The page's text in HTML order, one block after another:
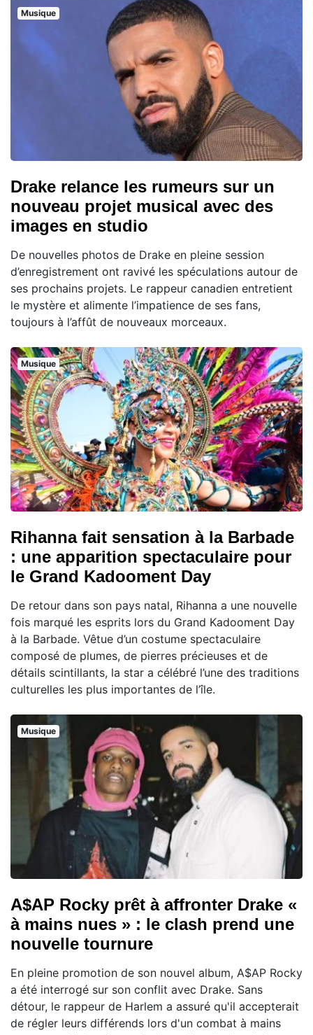
Musique
Drake relance les rumeurs sur un
nouveau projet musical avec des
images en studio
De nouvelles photos de Drake en pleine session
d’enregistrement ont ravivé les spéculations autour de
ses prochains projets. Le rappeur canadien entretient
le mystère et alimente l’impatience de ses fans,
toujours à l’affût de nouveaux morceaux.
Musique
Rihanna fait sensation à la Barbade
: une apparition spectaculaire pour
le Grand Kadooment Day
De retour dans son pays natal, Rihanna a une nouvelle
fois marqué les esprits lors du Grand Kadooment Day
à la Barbade. Vêtue d’un costume spectaculaire
composé de plumes, de pierres précieuses et de
détails scintillants, la star a célébré l’une des traditions
culturelles les plus importantes de l’île.
Musique
A$AP Rocky prêt à affronter Drake «
à mains nues » : le clash prend une
nouvelle tournure
En pleine promotion de son nouvel album, A$AP Rocky
a été interrogé sur son conflit avec Drake. Sans
détour, le rappeur de Harlem a assuré qu'il accepterait
de régler leurs différends lors d'un combat à mains